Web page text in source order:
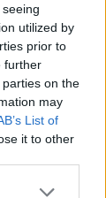
utilized by
prior to
further
on the
may
List of
it to other
na
w